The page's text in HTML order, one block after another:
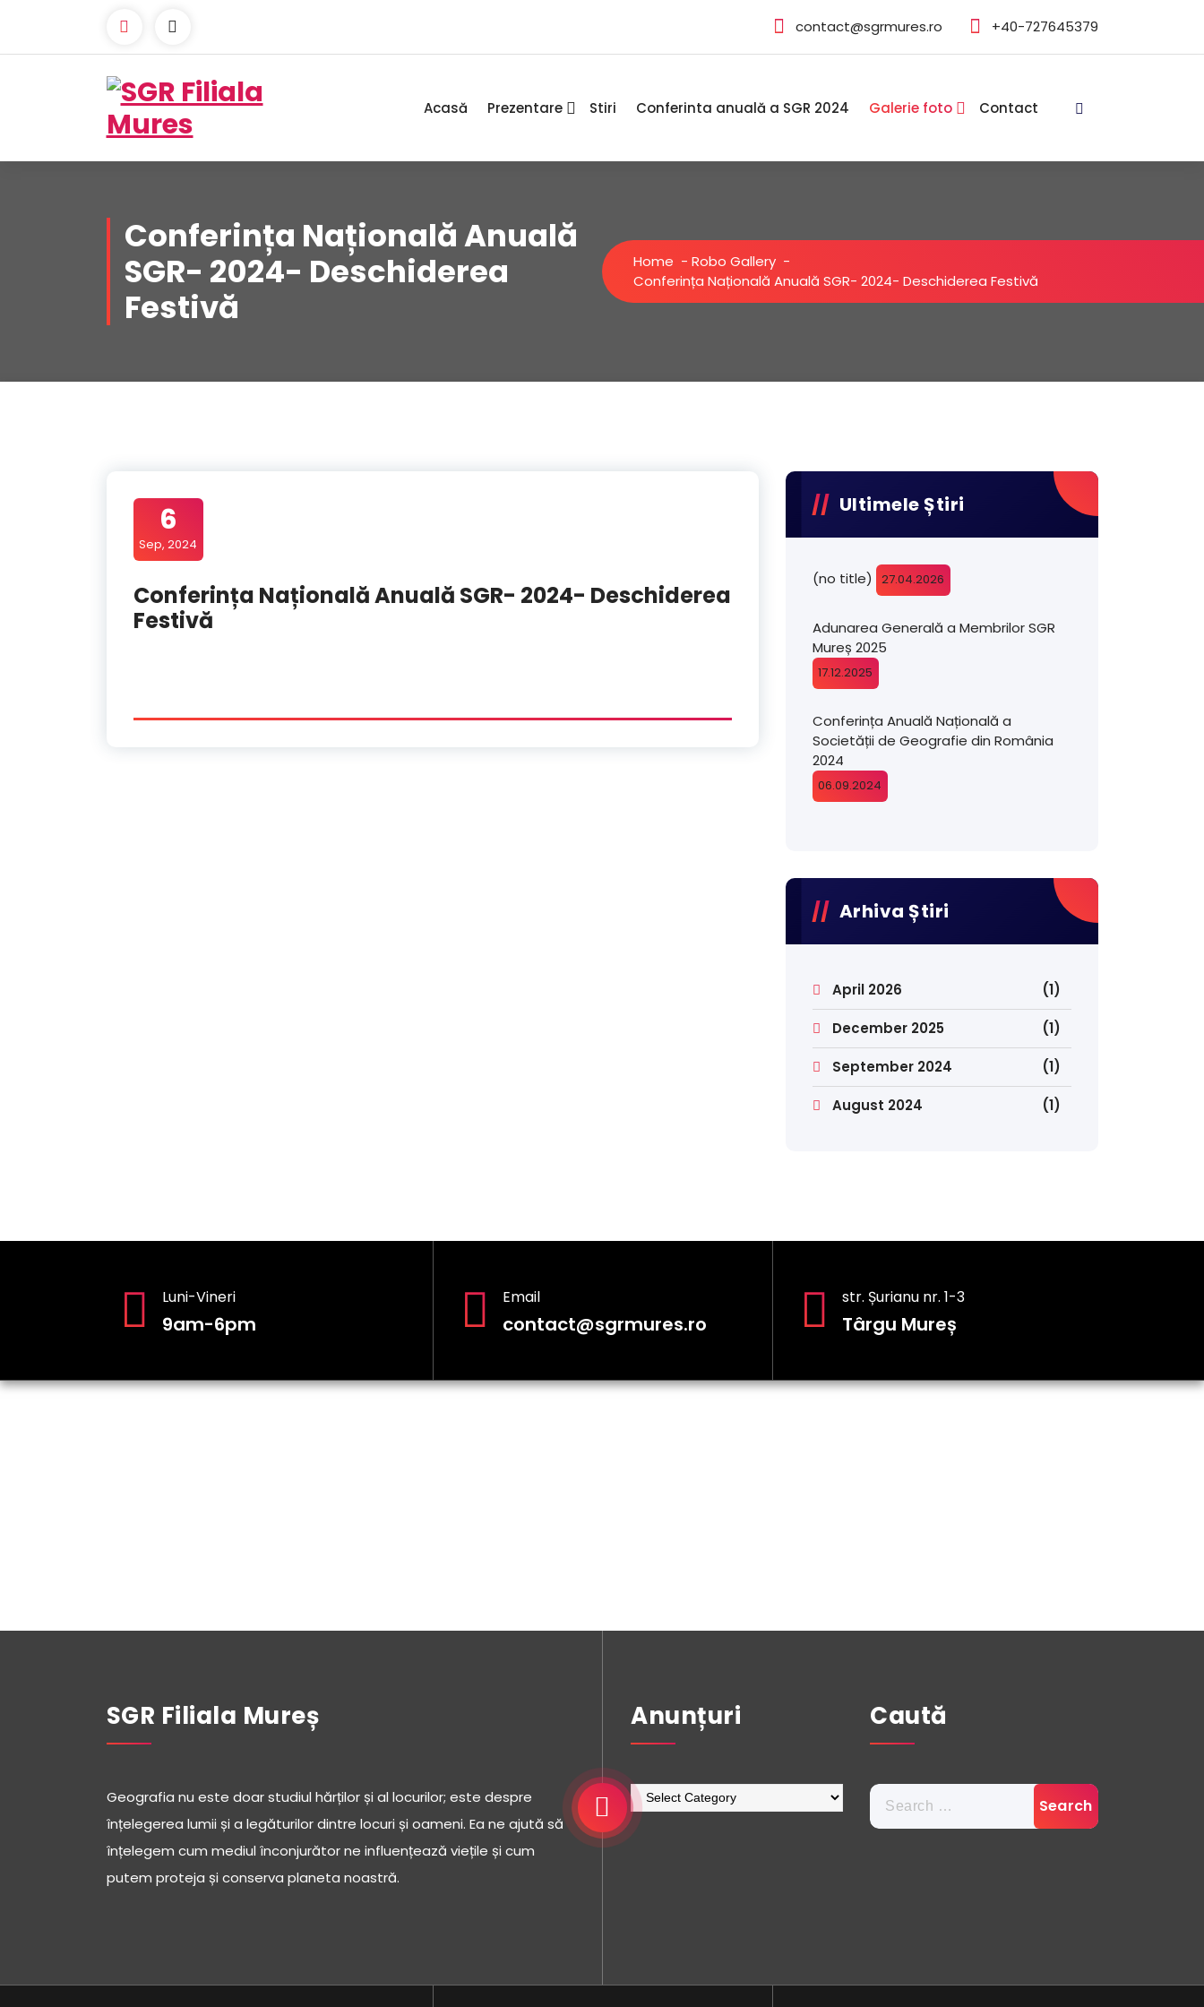
contact@sgrmures.ro +40-727645379
Acasă Prezentare Stiri Conferinta anuală a SGR 2024 Galerie foto Contact
Conferința Națională Anuală
SGR- 2024- Deschiderea
Festivă
Home - Robo Gallery -
Conferința Națională Anuală SGR- 2024- Deschiderea Festivă
6
Sep, 2024
Conferința Națională Anuală SGR- 2024- Deschiderea
Festivă
Ultimele Știri
(no title) 27.04.2026
Adunarea Generală a Membrilor SGR
Mureș 2025
17.12.2025
Conferința Anuală Națională a
Societății de Geografie din România
2024
06.09.2024
Arhiva Știri
April 2026 (1)
December 2025 (1)
September 2024 (1)
August 2024 (1)
Luni-Vineri
9am-6pm
Email
contact@sgrmures.ro
str. Șurianu nr. 1-3
Târgu Mureș
SGR Filiala Mureș
Geografia nu este doar studiul hărților și al locurilor; este despre
înțelegerea lumii și a legăturilor dintre locuri și oameni. Ea ne ajută să
înțelegem cum mediul înconjurător ne influențează viețile și cum
putem proteja și conserva planeta noastră.
Anunțuri
Anunțuri
Caută
Search
for: